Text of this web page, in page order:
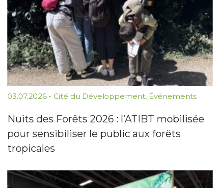
03.07.2026 - Cité du Développement, Événements
Nuits des Forêts 2026 : l’ATIBT mobilisée
pour sensibiliser le public aux forêts
tropicales